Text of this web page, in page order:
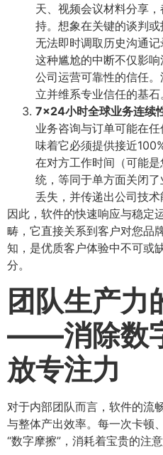
天、视频会议材料分享
持。想象在关键的谈判
无法即时调取历史沟通
这种尴尬的中断不仅影
公司运营可靠性的信任
立并维系专业信任的基石
7×24小时全球业务连续
业务咨询与订单可能在
味着它必须提供接近
在对方工作时间（可能
统，等同于单方面关闭
丢失，并传递出公司技术
因此，软件的快速响应与稳定
畴，它直接关系到客户对您品
知，是优质客户体验中不可或
分。
团队生产力
——消除数
放专注力
对于内部团队而言，软件的流
与整体产出效率。每一次卡顿
“数字摩擦”，消耗着宝贵的注意